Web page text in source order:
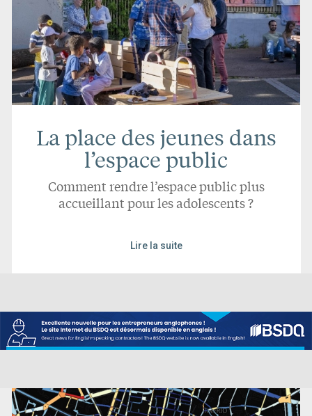
La place des jeunes dans
l’espace public
Comment rendre l’espace public plus
accueillant pour les adolescents ?
Lire la suite